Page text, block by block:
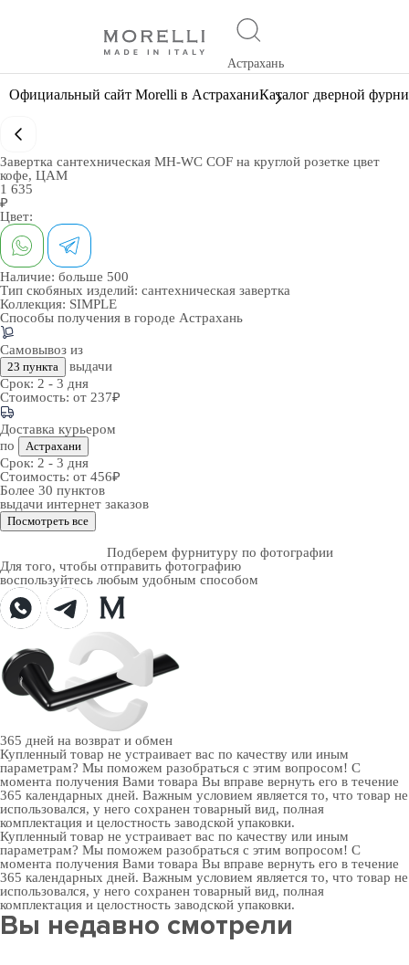
Астрахань
Официальный сайт Morelli в АстраханиКаталог дверной
Завертка сантехническая MH-WC COF на круглой розетке цвет
кофе, ЦАМ
1 635
₽
Цвет:
Наличие: больше 500
Тип скобяных изделий: сантехническая завертка
Коллекция: SIMPLE
Способы получения в городе Астрахань
Самовывоз из
23 пункта
выдачи
Срок: 2 - 3 дня
Стоимость: от 237₽
Доставка курьером
по
Астрахани
Срок: 2 - 3 дня
Стоимость: от 456₽
Более 30 пунктов
выдачи интернет заказов
Посмотреть все
Подберем фурнитуру по фотографии
Для того, чтобы отправить фотографию
воспользуйтесь любым удобным способом
365 дней на возврат и обмен
Купленный товар не устраивает вас по качеству или иным
параметрам? Мы поможем разобраться с этим вопросом! С
момента получения Вами товара Вы вправе вернуть его в течение
365 календарных дней. Важным условием является то, что товар не
использовался, у него сохранен товарный вид, полная
комплектация и целостность заводской упаковки.
Купленный товар не устраивает вас по качеству или иным
параметрам? Мы поможем разобраться с этим вопросом! С
момента получения Вами товара Вы вправе вернуть его в течение
365 календарных дней. Важным условием является то, что товар не
использовался, у него сохранен товарный вид, полная
комплектация и целостность заводской упаковки.
Вы недавно смотрели